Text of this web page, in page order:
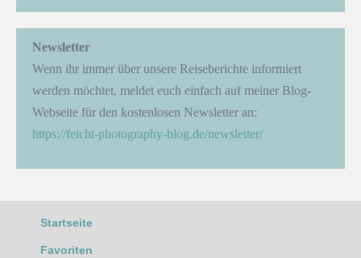
Newsletter
Wenn ihr immer über unsere Reiseberichte informiert
werden möchtet, meldet euch einfach auf meiner Blog-
Webseite für den kostenlosen Newsletter an:
https://feicht-photography-blog.de/newsletter/
Startseite
Favoriten